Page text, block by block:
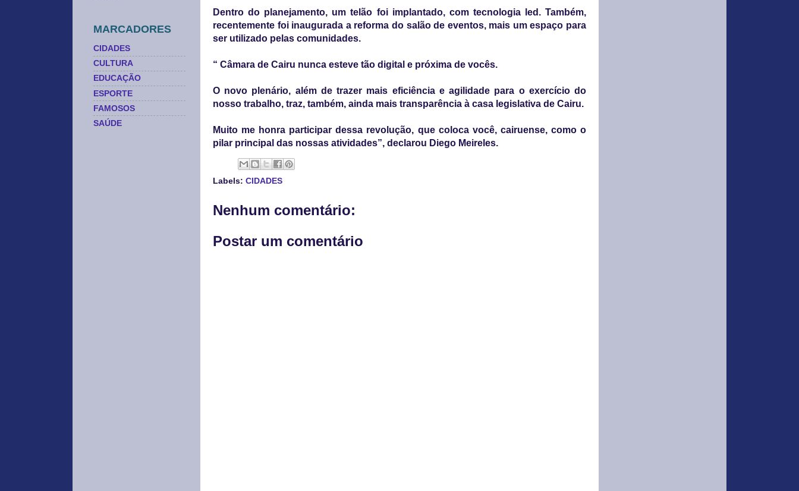
Dentro do planejamento, um telão foi implantado, com tecnologia led. Também,
recentemente foi inaugurada a reforma do salão de eventos, mais um espaço para
ser utilizado pelas comunidades.
“ Câmara de Cairu nunca esteve tão digital e próxima de vocês.
O novo plenário, além de trazer mais eficiência e agilidade para o exercício do
nosso trabalho, traz, também, ainda mais transparência à casa legislativa de Cairu.
Muito me honra participar dessa revolução, que coloca você, cairuense, como o
pilar principal das nossas atividades”, declarou Diego Meireles.
Labels: CIDADES
Nenhum comentário:
Postar um comentário
MARCADORES
CIDADES
CULTURA
EDUCAÇÃO
ESPORTE
FAMOSOS
SAÚDE